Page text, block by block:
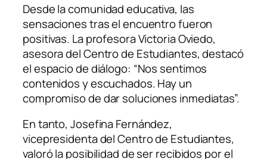
Desde la comunidad educativa, las
sensaciones tras el encuentro fueron
positivas. La profesora Victoria Oviedo,
asesora del Centro de Estudiantes, destacó
el espacio de diálogo: “Nos sentimos
contenidos y escuchados. Hay un
compromiso de dar soluciones inmediatas”.
En tanto, Josefina Fernández,
vicepresidenta del Centro de Estudiantes,
valoró la posibilidad de ser recibidos por el